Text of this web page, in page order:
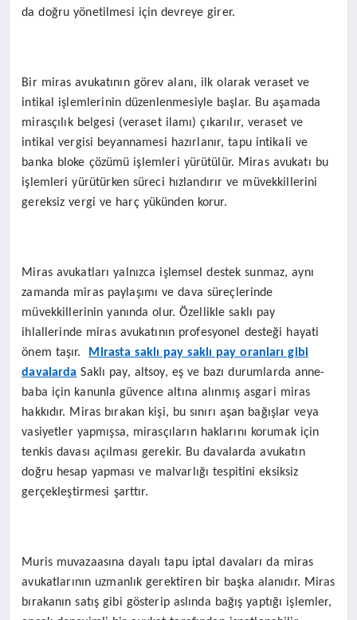
da doğru yönetilmesi için devreye girer.
Bir miras avukatının görev alanı, ilk olarak veraset ve
intikal işlemlerinin düzenlenmesiyle başlar. Bu aşamada
mirasçılık belgesi (veraset ilamı) çıkarılır, veraset ve
intikal vergisi beyannamesi hazırlanır, tapu intikali ve
banka bloke çözümü işlemleri yürütülür. Miras avukatı bu
işlemleri yürütürken süreci hızlandırır ve müvekkillerini
gereksiz vergi ve harç yükünden korur.
Miras avukatları yalnızca işlemsel destek sunmaz, aynı
zamanda miras paylaşımı ve dava süreçlerinde
müvekkillerinin yanında olur. Özellikle saklı pay
ihlallerinde miras avukatının profesyonel desteği hayati
önem taşır.
Mirasta saklı pay saklı pay oranları gibi
davalarda Saklı pay, altsoy, eş ve bazı durumlarda anne-
baba için kanunla güvence altına alınmış asgari miras
hakkıdır. Miras bırakan kişi, bu sınırı aşan bağışlar veya
vasiyetler yapmışsa, mirasçıların haklarını korumak için
tenkis davası açılması gerekir. Bu davalarda avukatın
doğru hesap yapması ve malvarlığı tespitini eksiksiz
gerçekleştirmesi şarttır.
Muris muvazaasına dayalı tapu iptal davaları da miras
avukatlarının uzmanlık gerektiren bir başka alanıdır. Miras
bırakanın satış gibi gösterip aslında bağış yaptığı işlemler,